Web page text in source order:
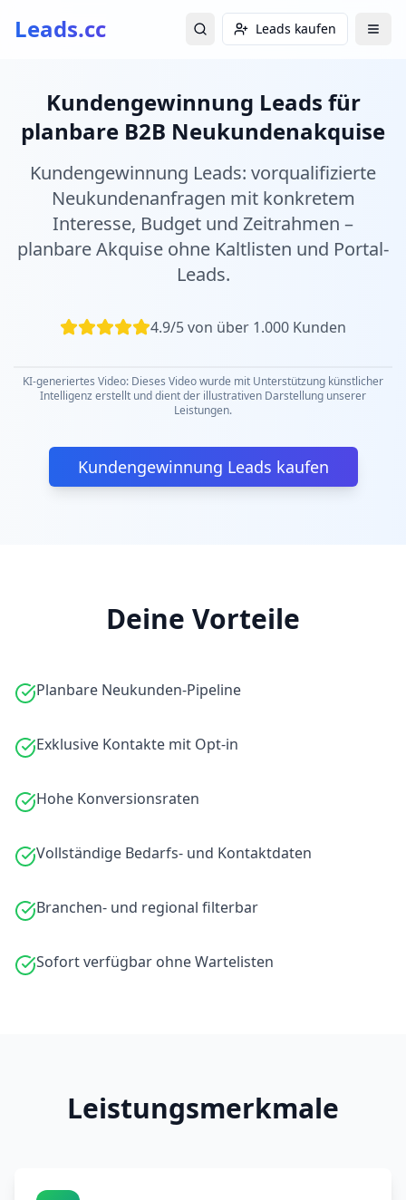
Leads.cc Leads kaufen
Kundengewinnung Leads für
planbare B2B Neukundenakquise
Kundengewinnung Leads: vorqualifizierte
Neukundenanfragen mit konkretem
Interesse, Budget und Zeitrahmen –
planbare Akquise ohne Kaltlisten und Portal-
Leads.
4.9/5 von über 1.000 Kunden
KI-generiertes Video: Dieses Video wurde mit Unterstützung künstlicher
Intelligenz erstellt und dient der illustrativen Darstellung unserer
Leistungen.
Kundengewinnung Leads kaufen
Deine Vorteile
Planbare Neukunden-Pipeline
Exklusive Kontakte mit Opt-in
Hohe Konversionsraten
Vollständige Bedarfs- und Kontaktdaten
Branchen- und regional filterbar
Sofort verfügbar ohne Wartelisten
Leistungsmerkmale